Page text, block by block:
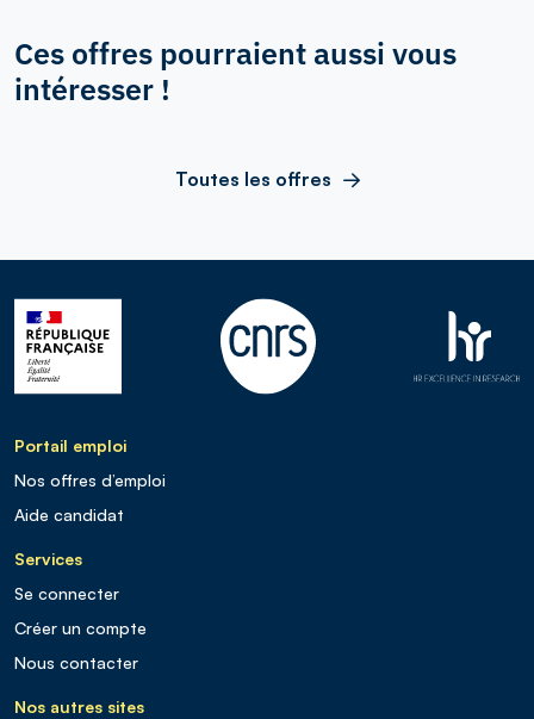
Ces offres pourraient aussi vous
intéresser !
Toutes les offres
Portail emploi
Nos offres d’emploi
Aide candidat
Services
Se connecter
Créer un compte
Nous contacter
Nos autres sites